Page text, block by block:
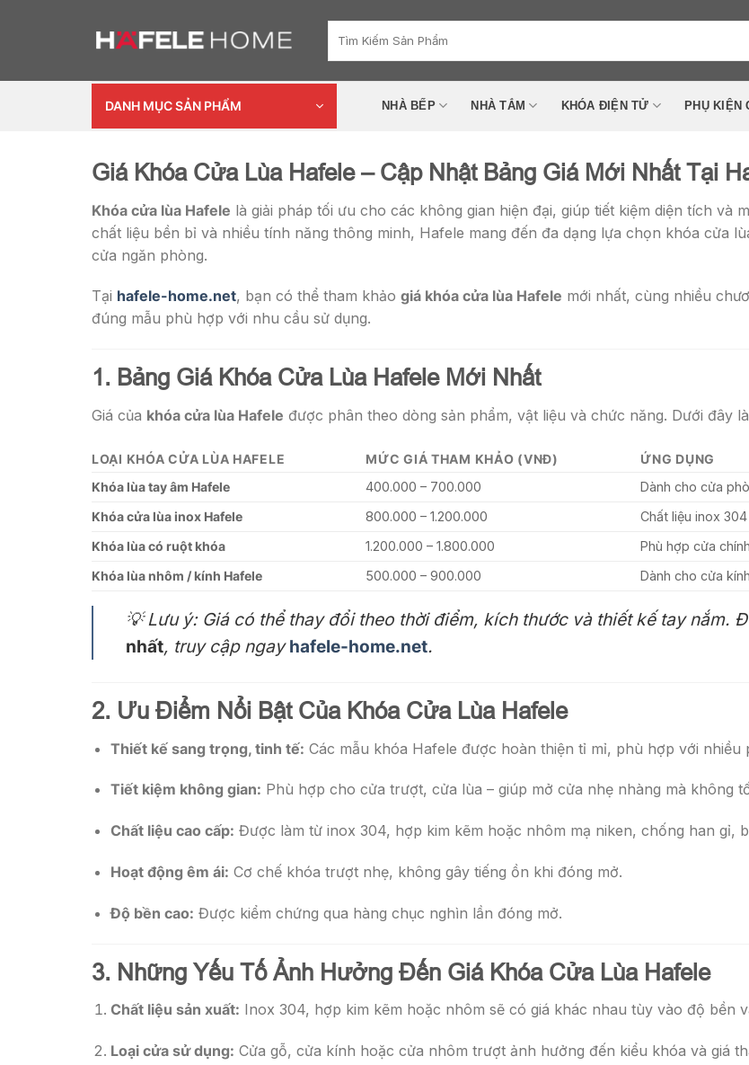
kiếm:
DANH MỤC SẢN PHẨM NHÀ BẾP NHÀ TẮM KHÓA ĐIỆN TỬ PHỤ KIỆN
Giá Khóa Cửa Lùa Hafele – Cập Nhật Bảng Giá Mới Nhất Tại
Khóa cửa lùa Hafele là giải pháp tối ưu cho các không gian hiện đại, giúp tiết kiệm diện tích và
chất liệu bền bỉ và nhiều tính năng thông minh, Hafele mang đến đa dạng lựa chọn khóa cửa
cửa ngăn phòng.
Tại hafele-home.net, bạn có thể tham khảo giá khóa cửa lùa Hafele mới nhất, cùng nhiều
đúng mẫu phù hợp với nhu cầu sử dụng.
1. Bảng Giá Khóa Cửa Lùa Hafele Mới Nhất
Giá của khóa cửa lùa Hafele được phân theo dòng sản phẩm, vật liệu và chức năng. Dưới đây
LOẠI KHÓA CỬA LÙA HAFELE MỨC GIÁ THAM KHẢO (VNĐ)
ỨNG DỤNG
Khóa lùa tay âm Hafele
400.000 – 700.000
Dành cho cửa
Khóa cửa lùa inox Hafele
800.000 – 1.200.000
Chất liệu inox
Khóa lùa có ruột khóa
1.200.000 – 1.800.000
Phù hợp cửa
Khóa lùa nhôm / kính Hafele
500.000 – 900.000 Dành cho cửa
💡Lưu ý:Giá có thể thay đổi theo thời điểm, kích thước và thiết kế tay nắm.
nhất, truy cập ngayhafele-home.net.
2. Ưu Điểm Nổi Bật Của Khóa Cửa Lùa Hafele
Thiết kế sang trọng, tinh tế: Các mẫu khóa Hafele được hoàn thiện tỉ mỉ, phù hợp với nhiều
Tiết kiệm không gian: Phù hợp cho cửa trượt, cửa lùa – giúp mở cửa nhẹ nhàng mà không
Chất liệu cao cấp: Được làm từ inox 304, hợp kim kẽm hoặc nhôm mạ niken, chống han gỉ,
Hoạt động êm ái: Cơ chế khóa trượt nhẹ, không gây tiếng ồn khi đóng mở.
Độ bền cao: Được kiểm chứng qua hàng chục nghìn lần đóng mở.
3. Những Yếu Tố Ảnh Hưởng Đến Giá Khóa Cửa Lùa Hafele
Chất liệu sản xuất: Inox 304, hợp kim kẽm hoặc nhôm sẽ có giá khác nhau tùy vào độ bền
Loại cửa sử dụng: Cửa gỗ, cửa kính hoặc cửa nhôm trượt ảnh hưởng đến kiểu khóa và giá